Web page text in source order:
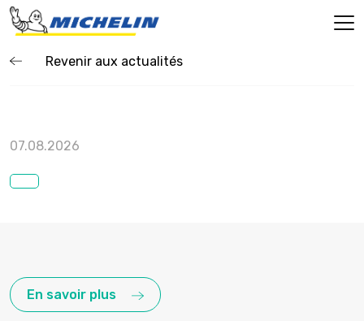
Revenir aux actualités
07.08.2026
En savoir plus